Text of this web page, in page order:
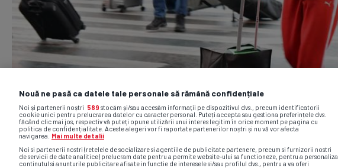
Nouă ne pasă ca datele tale personale să rămână confidențiale
Noi și partenerii noștri 589 stocăm și/sau accesăm informații pe dispozitivul dvs., precum identificatorii
cookie unici pentru prelucrarea datelor cu caracter personal. Puteți accepta sau gestiona preferințele dvs.
făcând clic mai jos, respectiv vă puteți opune utilizării unui interes legitim în orice moment pe pagina cu
politica de confidențialitate. Aceste alegeri vor fi raportate partenerilor noștri și nu vă vor afecta
navigarea.
Mai multe detalii
Noi si partenerii nostri (retelele de socializare si agentiile de publicitate partenere, precum si furnizorii nostri
de servicii de date analitice) prelucram date pentru a permite website-ului sa functioneze, pentru a personaliza
continutul si anunturile publicitare afisate in functie de interesele si/sau profilul dvs., pentru a va oferi